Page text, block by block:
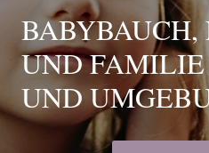
BABYBAUCH,
UND
UND